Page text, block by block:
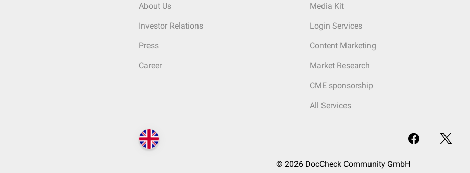
About Us
Investor Relations
Press
Career
Media Kit
Login Services
Content Marketing
Market Research
CME sponsorship
All Services
© 2026 DocCheck Community GmbH